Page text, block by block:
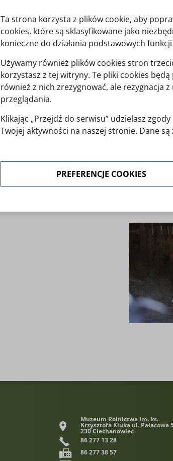
Muzeum Rolnictwa im. ks.
Krzysztofa Kluka ul. Pałacowa
230 Ciechanowiec
86 277 13 28
86 277 38 57
Ta strona korzysta z plików cookie, aby
cookies, które są sklasyfikowane jako
konieczne do działania podstawowych
Używamy również plików cookies stron
korzystasz z tej witryny. Te pliki cookies
również z nich zrezygnować, ale rezygnacja
przeglądania.
Klikając „Przejdź do serwisu” udzielasz
Twojej aktywności na naszej stronie. Dane
W każdej chwili możesz modyfikować
ustawienia cookies.
PREFERENCJE COOKIES